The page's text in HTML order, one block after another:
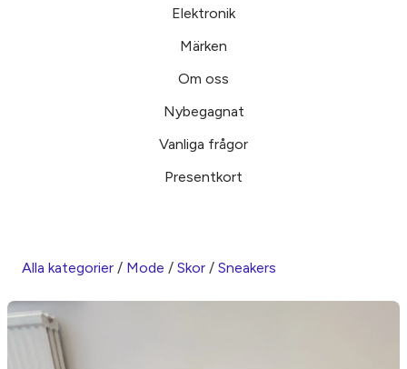
Elektronik
Märken
Om oss
Nybegagnat
Vanliga frågor
Presentkort
Alla kategorier / Mode / Skor / Sneakers